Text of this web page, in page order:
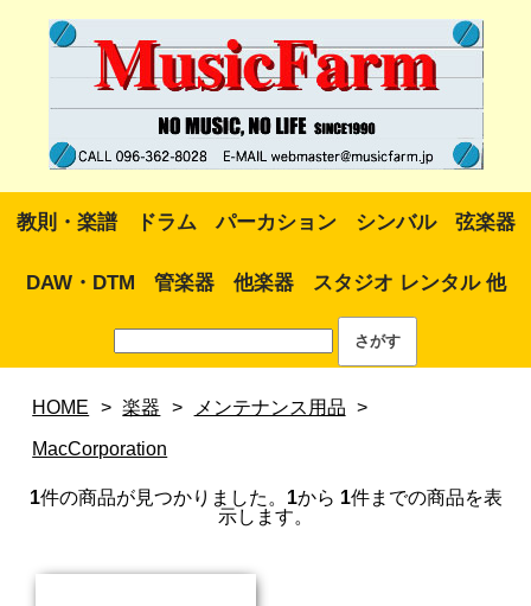
教則・楽譜 ドラム パーカション シンバル 弦楽器
DAW・DTM 管楽器 他楽器 スタジオ レンタル 他
HOME > 楽器 > メンテナンス用品 >
MacCorporation
1件の商品が見つかりました。 1から 1件までの商品を表
示します。